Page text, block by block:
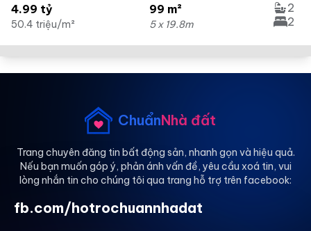
4.99 tỷ
50.4 triệu/m²
99 m²
5 x 19.8m
2
2
ChuẩnNhà đất
Trang chuyên đăng tin bất động sản, nhanh gọn và hiệu quả.
Nếu bạn muốn góp ý, phản ánh vấn đề, yêu cầu xoá tin, vui
lòng nhắn tin cho chúng tôi qua trang hỗ trợ trên facebook:
fb.com/hotrochuannhadat